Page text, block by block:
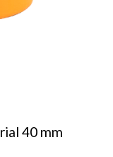
40 mm